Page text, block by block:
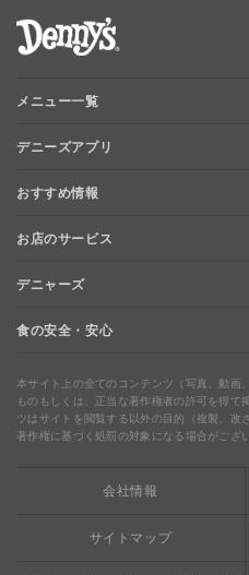
メニュー一覧
デニーズアプリ
新規登録、移行方法について
特典と交換できる！「デニーズポイ
ステージアップでさらにお得！「ぷ
最新情報をチェック
おすすめ情報
おすすめ情報
【店舗限定】ドキドキくじ
夏のデニーズめぐり
ウェルネス
完全メシ
お店のサービス
お店のサービス
地域の使える商品券＆子育て支援サ
ブルーシーフード
ドリンクバー1杯お持ち帰り
デニャーズ
デニャーズ
わくわくファイル
デニャーズまんが
食の安全・安心
食の安全・安心
食の安全・安心への取り組み
本サイト上の全てのコンテンツ（写真、動画
ものもしくは、正当な著作権者の許可を得て
ツはサイトを閲覧する以外の目的（複製、改
著作権に基づく処罰の対象になる場合がござ
会社情報
サイトマップ